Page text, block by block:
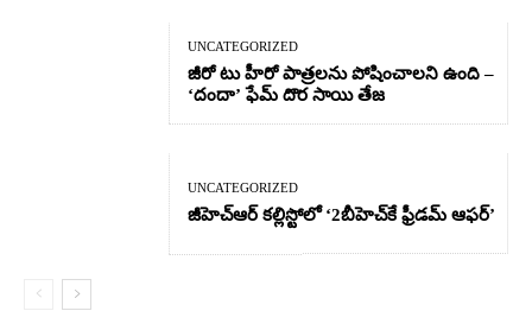
UNCATEGORIZED
జీరో టు హీరో పాత్రలను పోషించాలని ఉంది –
‘దందా’ ఫేమ్ దొర సాయి తేజ
UNCATEGORIZED
జీహెచ్ఆర్‌ కల్లిస్టోలో ‘2బీహెచ్‌కే ఫ్రీడమ్ ఆఫర్’